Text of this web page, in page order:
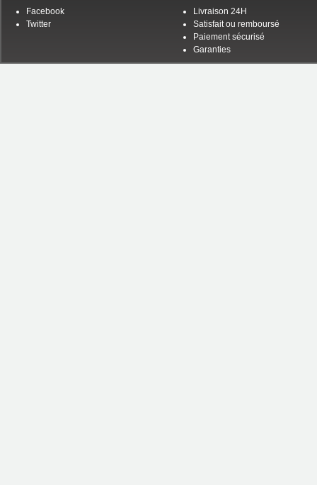
Facebook
Twitter
Livraison 24H
Satisfait ou remboursé
Paiement sécurisé
Garanties